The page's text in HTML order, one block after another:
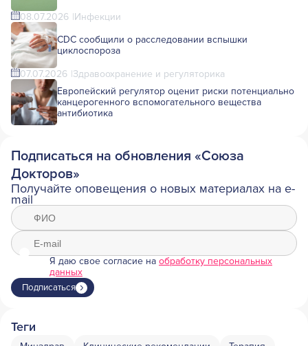
08.07.2026 Инфекции
CDC сообщили о расследовании вспышки
циклоспороза
07.07.2026 Здравоохранение и регуляторика
Европейский регулятор оценит риски потенциально
канцерогенного вспомогательного вещества
антибиотика
Подписаться на обновления «Союза
Докторов»
Получайте оповещения о новых материалах на e-
mail
Я даю свое согласие на обработку персональных
данных
Подписаться
Теги